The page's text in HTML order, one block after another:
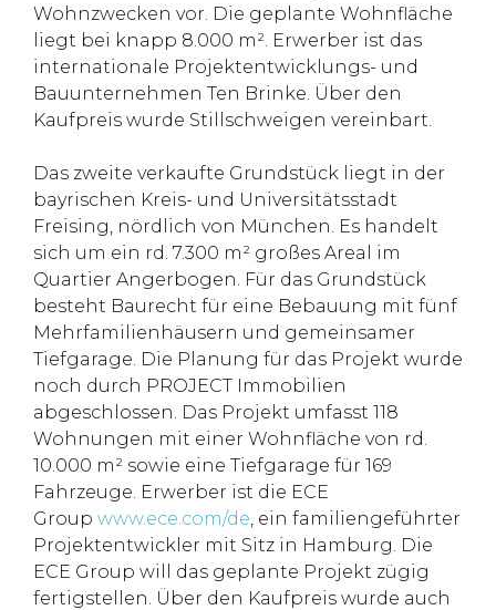
Wohnzwecken vor. Die geplante Wohnfläche
liegt bei knapp 8.000 m². Erwerber ist das
internationale Projektentwicklungs- und
Bauunternehmen Ten Brinke. Über den
Kaufpreis wurde Stillschweigen vereinbart.
Das zweite verkaufte Grundstück liegt in der
bayrischen Kreis- und Universitätsstadt
Freising, nördlich von München. Es handelt
sich um ein rd. 7.300 m² großes Areal im
Quartier Angerbogen. Für das Grundstück
besteht Baurecht für eine Bebauung mit fünf
Mehrfamilienhäusern und gemeinsamer
Tiefgarage. Die Planung für das Projekt wurde
noch durch PROJECT Immobilien
abgeschlossen. Das Projekt umfasst 118
Wohnungen mit einer Wohnfläche von rd.
10.000 m² sowie eine Tiefgarage für 169
Fahrzeuge. Erwerber ist die ECE
Group www.ece.com/de, ein familiengeführter
Projektentwickler mit Sitz in Hamburg. Die
ECE Group will das geplante Projekt zügig
fertigstellen. Über den Kaufpreis wurde auch